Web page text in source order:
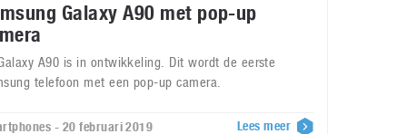
Galaxy A90 met pop-up
A90 is in ontwikkeling. Dit wordt de eerste
telefoon met een pop-up camera.
- 20 februari 2019 Lees meer